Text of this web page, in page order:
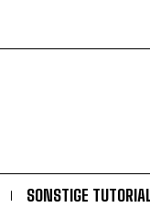
SONSTIGE